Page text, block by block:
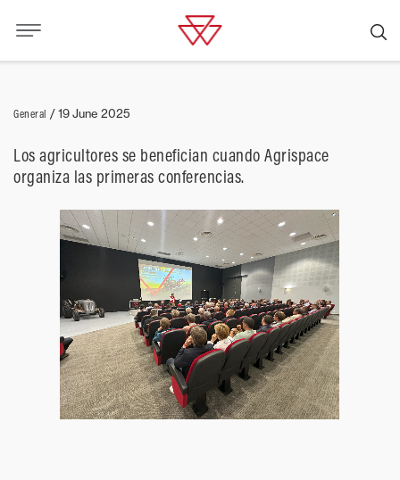
General /19 June 2025
Los agricultores se benefician cuando Agrispace
organiza las primeras conferencias.